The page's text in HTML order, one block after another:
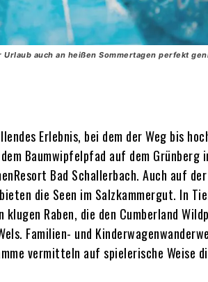
auch an heißen Sommertagen perfekt
Erlebnis, bei dem der Weg bis
Baumwipfelpfad auf dem Grünberg
Bad Schallerbach. Auch auf
die Seen im Salzkammergut. In
Raben, die den Cumberland
Familien- und
vermitteln auf spielerische Weise